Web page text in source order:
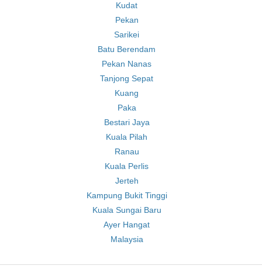
Kudat
Pekan
Sarikei
Batu Berendam
Pekan Nanas
Tanjong Sepat
Kuang
Paka
Bestari Jaya
Kuala Pilah
Ranau
Kuala Perlis
Jerteh
Kampung Bukit Tinggi
Kuala Sungai Baru
Ayer Hangat
Malaysia